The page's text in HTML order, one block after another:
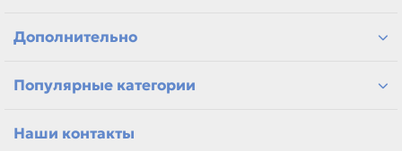
или задачей, товар можно использовать для замены,
запаса.
Дополнительно
Популярные категории
Наши контакты